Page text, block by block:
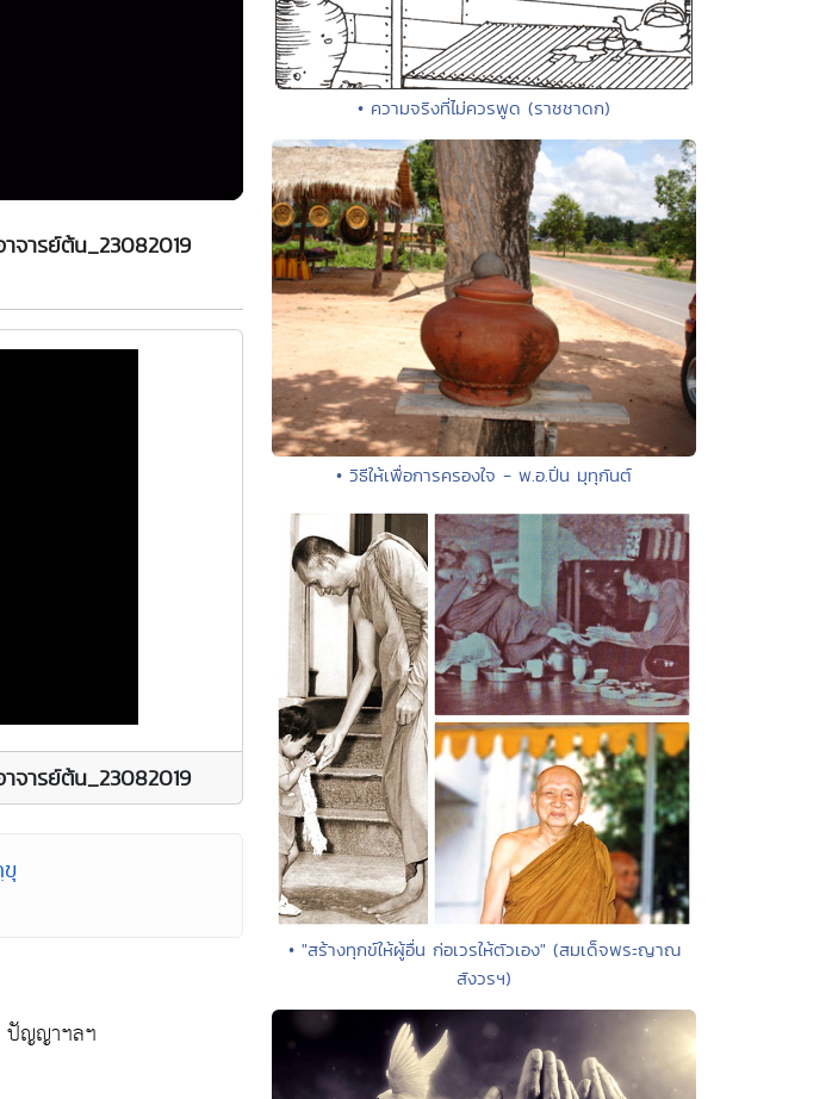
ารย์ต้น_23082019
ารย์ต้น_23082019
ปัญญาฯลฯ
• ความจริงที่ไม่ควรพูด (ราชชาดก)
• วิธีให้เพื่อการครองใจ - พ.อ.ปิ่น มุทุกันต์
• "สร้างทุกข์ให้ผู้อื่น ก่อเวรให้ตัวเอง" (สมเด็จพระญาณ
สังวรฯ)